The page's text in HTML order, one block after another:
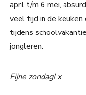
april t/m 6 mei,
veel tijd in de
tijdens
jongleren.
Fijne zondag! x